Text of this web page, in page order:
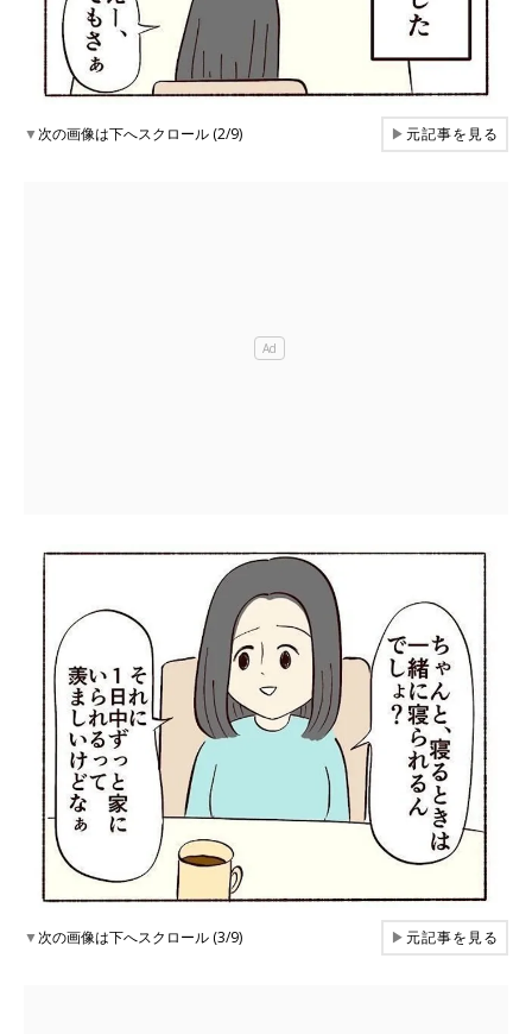
▼次の画像は下へスクロール (2/9) ▶元記事を見る
▼次の画像は下へスクロール (3/9) ▶元記事を見る